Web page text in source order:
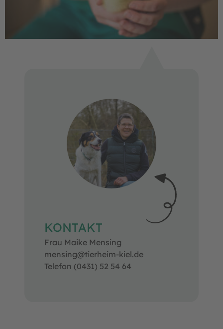
KONTAKT
Frau Maike Mensing
mensing@tierheim-kiel.de
Telefon (0431) 52 54 64